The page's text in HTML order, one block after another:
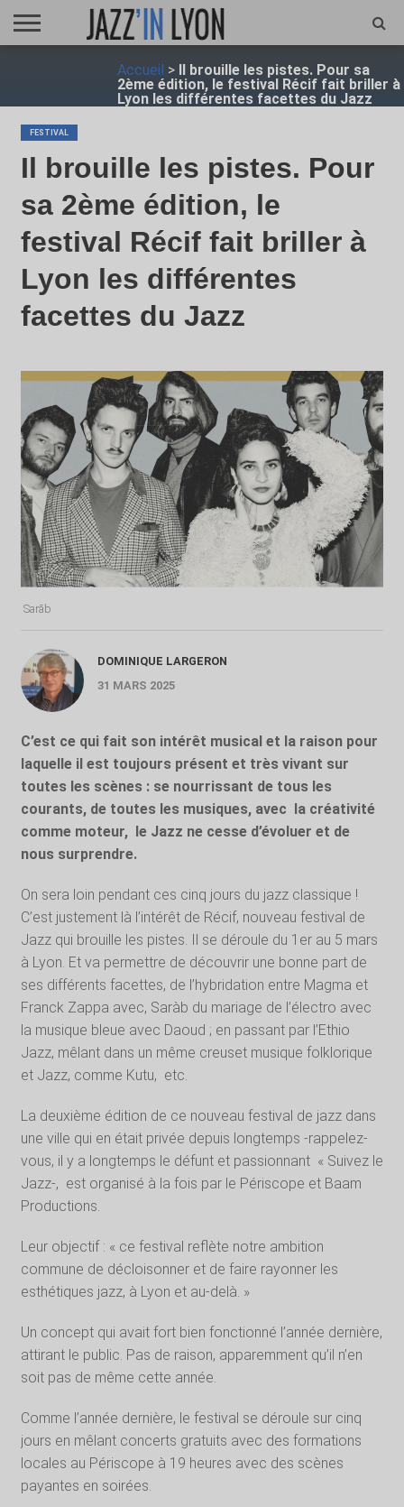
Accueil > Il brouille les pistes. Pour sa
2ème édition, le festival Récif fait briller à
Lyon les différentes facettes du Jazz
FESTIVAL
Il brouille les pistes. Pour
sa 2ème édition, le
festival Récif fait briller à
Lyon les différentes
facettes du Jazz
Sarāb
DOMINIQUE LARGERON
31 MARS 2025
C’est ce qui fait son intérêt musical et la raison pour
laquelle il est toujours présent et très vivant sur
toutes les scènes : se nourrissant de tous les
courants, de toutes les musiques, avec
la créativité
comme moteur,
le Jazz ne cesse d’évoluer et de
nous surprendre.
On sera loin pendant ces cinq jours du jazz classique !
C’est justement là l’intérêt de Récif, nouveau festival de
Jazz qui brouille les pistes. Il se déroule du 1er au 5 mars
à Lyon. Et va permettre de découvrir une bonne part de
ses différents facettes, de l’hybridation entre Magma et
Franck Zappa avec, Saràb du mariage de l’électro avec
la musique bleue avec Daoud ; en passant par l’Ethio
Jazz, mêlant dans un même creuset musique folklorique
et Jazz, comme Kutu, etc.
La deuxième édition de ce nouveau festival de jazz dans
une ville qui en était privée depuis longtemps -rappelez-
vous, il y a longtemps le défunt et passionnant « Suivez le
Jazz-, est organisé à la fois par le Périscope et Baam
Productions.
Leur objectif : « ce festival reflète notre ambition
commune de décloisonner et de faire rayonner les
esthétiques jazz, à Lyon et au-delà. »
Un concept qui avait fort bien fonctionné l’année dernière,
attirant le public. Pas de raison, apparemment qu’il n’en
soit pas de même cette année.
Comme l’année dernière, le festival se déroule sur cinq
jours en mêlant concerts gratuits avec des formations
locales au Périscope à 19 heures avec des scènes
payantes en soirées.